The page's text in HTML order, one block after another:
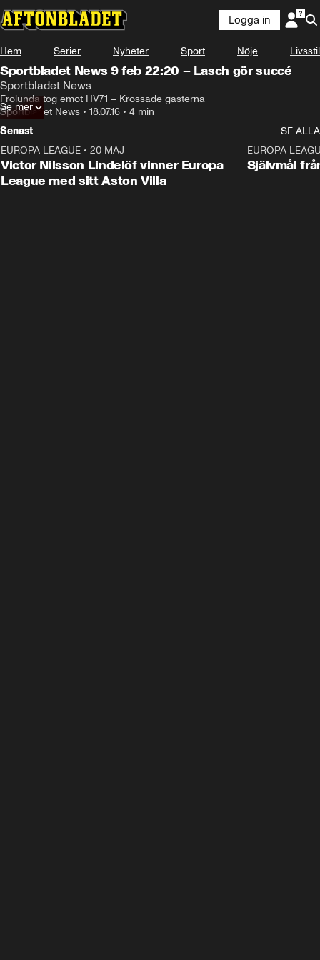
Logga in
Hem Serier Nyheter Sport Nöje Livsstil
Sportbladet News 9 feb 22:20 – Lasch gör succé
Sportbladet News
Frölunda tog emot HV71 – Krossade gästerna
Sportbladet News • 18.07.16 • 4 min
Se mer
Senast
SE ALLA
EUROPA LEAGUE • 20 MAJ
Victor Nilsson Lindelöf vinner Europa
League med sitt Aston Villa
EUROPA
Självmål